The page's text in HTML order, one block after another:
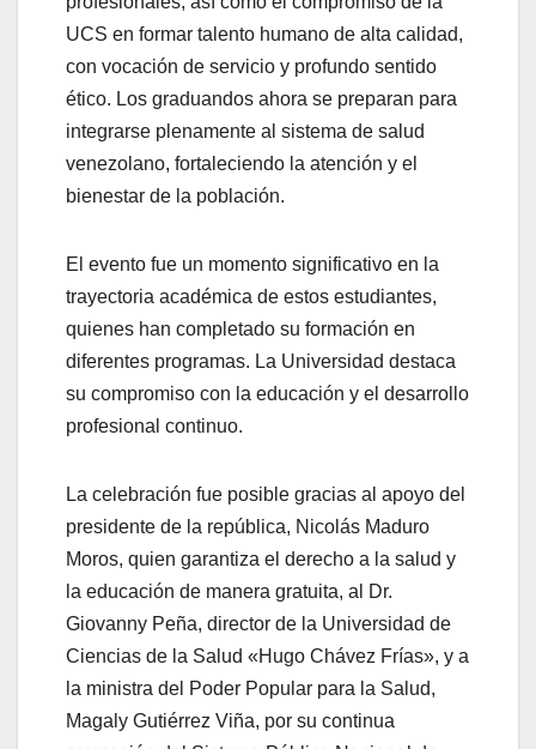
UCS en formar talento humano de alta calidad,
con vocación de servicio y profundo sentido
ético. Los graduandos ahora se preparan para
integrarse plenamente al sistema de salud
venezolano, fortaleciendo la atención y el
bienestar de la población.
El evento fue un momento significativo en la
trayectoria académica de estos estudiantes,
quienes han completado su formación en
diferentes programas. La Universidad destaca
su compromiso con la educación y el desarrollo
profesional continuo.
La celebración fue posible gracias al apoyo del
presidente de la república, Nicolás Maduro
Moros, quien garantiza el derecho a la salud y
la educación de manera gratuita, al Dr.
Giovanny Peña, director de la Universidad de
Ciencias de la Salud «Hugo Chávez Frías», y a
la ministra del Poder Popular para la Salud,
Magaly Gutiérrez Viña, por su continua